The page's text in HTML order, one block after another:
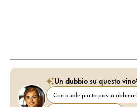
Un dubbio su questo
Con quale piatto posso